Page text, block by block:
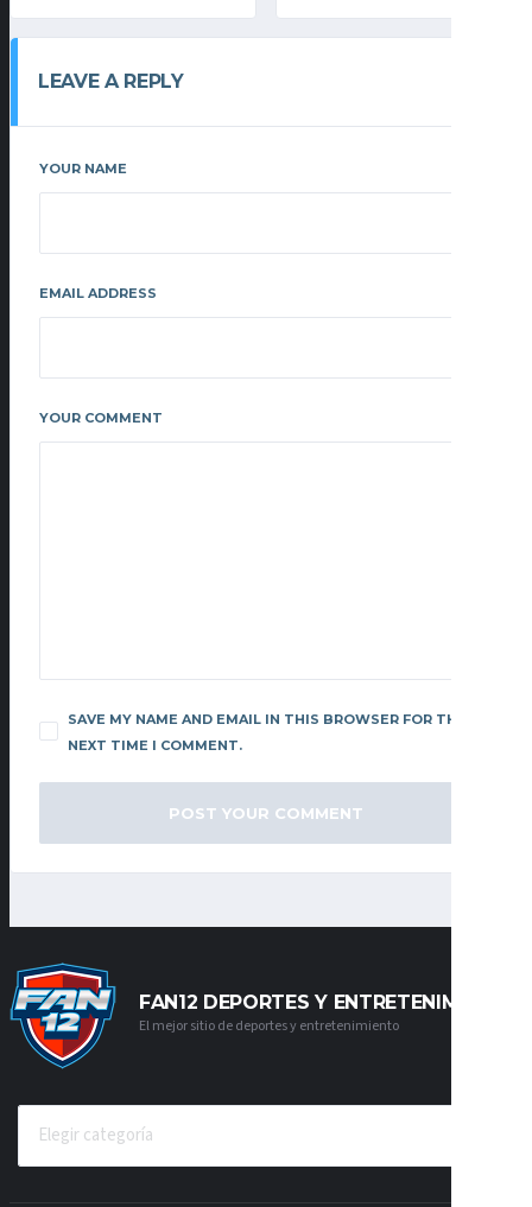
LEAVE A REPLY
YOUR NAME
EMAIL ADDRESS
YOUR COMMENT
SAVE MY NAME AND EMAIL IN THIS BROWSER FOR THE
NEXT TIME I COMMENT.
FAN12 DEPORTES Y ENTRETENIMIENTO
El mejor sitio de deportes y entretenimiento